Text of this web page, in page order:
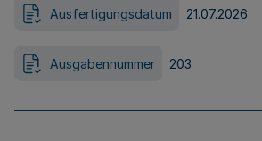
Ausfertigungsdatum 21.07.2026
Ausgabennummer 203